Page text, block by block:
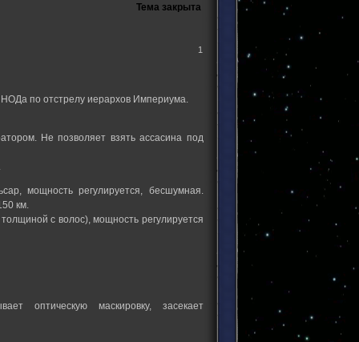
Тема закрыта
1
по отстрелу иерархов Империума.
Не позволяет взять ассасина под
мощность регулируется, бесшумная.
км.
с волос), мощность регулируется
оптическую маскировку, засекает